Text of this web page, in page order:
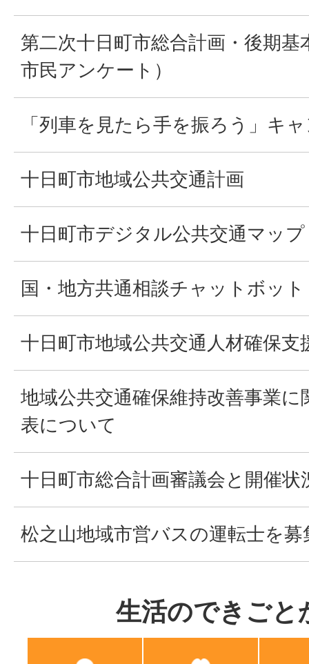
第二次十日町市総合計画・後期基
市民アンケート）
「列車を見たら手を振ろう」キ
十日町市地域公共交通計画
十日町市デジタル公共交通マップ
国・地方共通相談チャットボッ
十日町市地域公共交通人材確保支
地域公共交通確保維持改善事業
表について
十日町市総合計画審議会と開催状
松之山地域市営バスの運転士を
生活のできごと